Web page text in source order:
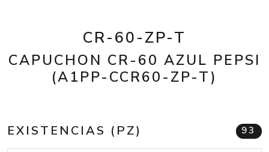
CR-60-ZP-T
CAPUCHON CR-60 AZUL PEPSI
(A1PP-CCR60-ZP-T)
EXISTENCIAS (PZ) 93